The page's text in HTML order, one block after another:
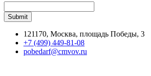
121170, Москва, площадь Победы, 3
+7 (499) 449-81-08
pobedarf@cmvov.ru